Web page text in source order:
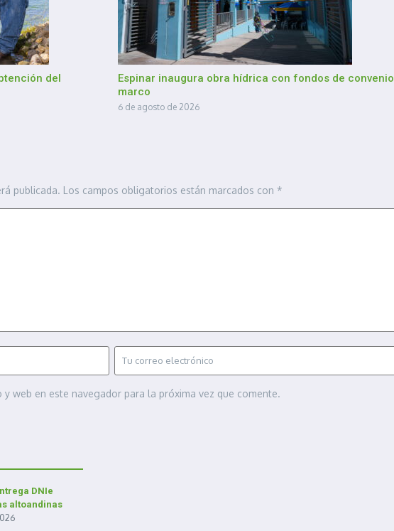
del
Espinar inaugura obra hídrica con fondos de convenio
marco
6 de agosto de 2026
publicada. Los campos obligatorios están marcados con *
web en este navegador para la próxima vez que comente.
DNIe
altoandinas